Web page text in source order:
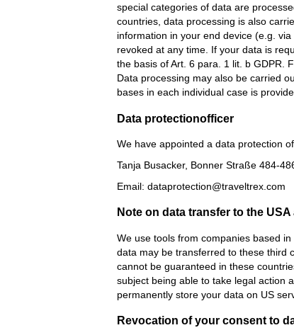
special categories of data are
countries, data processing is also
information in your end device (e.g.
revoked at any time. If your data is
the basis of Art. 6 para. 1 lit. b GDPR.
Data processing may also be carried
bases in each individual case is
Data protection­officer
We have appointed a data protection
Tanja Busacker, Bonner Straße 484-
Email: dataprotection@traveltrex.com
Note on data transfer to the
We use tools from companies based
data may be transferred to these third
cannot be guaranteed in these
subject being able to take legal action
permanently store your data on US
Revocation of your consent to